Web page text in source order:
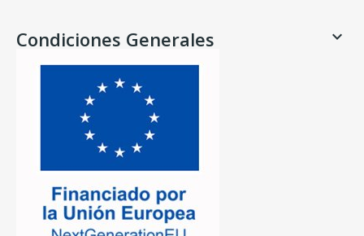
Condiciones Generales 